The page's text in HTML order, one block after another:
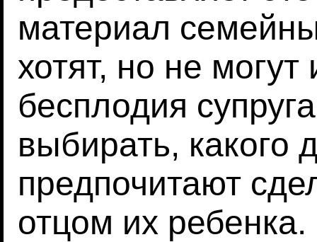
материал
хотят, но не
бесплодия
выбирать, какого
предпочитают
отцом их ребенка.